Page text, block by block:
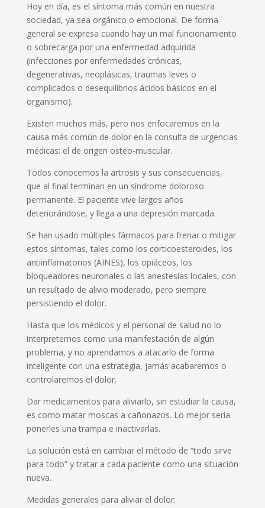
Hoy en día, es el síntoma más común en nuestra
sociedad, ya sea orgánico o emocional. De forma
general se expresa cuando hay un mal funcionamiento
o sobrecarga por una enfermedad adquirida
(infecciones por enfermedades crónicas,
degenerativas, neoplásicas, traumas leves o
complicados o desequilibrios ácidos básicos en el
organismo).
Existen muchos más, pero nos enfocaremos en la
causa más común de dolor en la consulta de urgencias
médicas: el de origen osteo-muscular.
Todos conocemos la artrosis y sus consecuencias,
que al final terminan en un síndrome doloroso
permanente. El paciente vive largos años
deteriorándose, y llega a una depresión marcada.
Se han usado múltiples fármacos para frenar o mitigar
estos síntomas, tales como los corticoesteroides, los
antiinflamatorios (AINES), los opiáceos, los
bloqueadores neuronales o las anestesias locales, con
un resultado de alivio moderado, pero siempre
persistiendo el dolor.
Hasta que los médicos y el personal de salud no lo
interpretemos como una manifestación de algún
problema, y no aprendamos a atacarlo de forma
inteligente con una estrategia, jamás acabaremos o
controlaremos el dolor.
Dar medicamentos para aliviarlo, sin estudiar la causa,
es como matar moscas a cañonazos. Lo mejor sería
ponerles una trampa e inactivarlas.
La solución está en cambiar el método de “todo sirve
para todo” y tratar a cada paciente como una situación
nueva.
Medidas generales para aliviar el dolor: